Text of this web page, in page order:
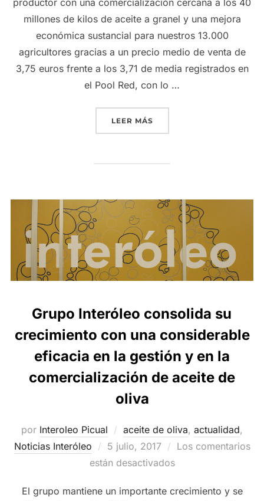
millones de kilos de aceite a granel y una mejora
económica sustancial para nuestros 13.000
agricultores gracias a un precio medio de venta de
3,75 euros frente a los 3,71 de media registrados en
el Pool Red, con lo …
LEER MÁS«GRUPO INTERÓLEO
Grupo Interóleo consolida su
crecimiento con una considerable
eficacia en la gestión y en la
comercialización de aceite de
oliva
por Interoleo Picual aceite de oliva, actualidad,
Noticias Interóleo
Publicado
el
5 julio, 2017
Los comentarios
están desactivados
El grupo mantiene un importante crecimiento y se